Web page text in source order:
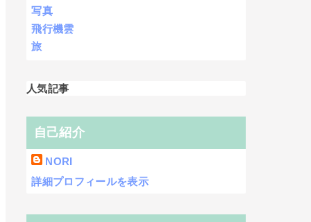
写真
飛行機雲
旅
人気記事
自己紹介
NORI
詳細プロフィールを表示